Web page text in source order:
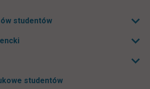
studentów Rozwiń podmenu
Rozwiń podmenu
studentów